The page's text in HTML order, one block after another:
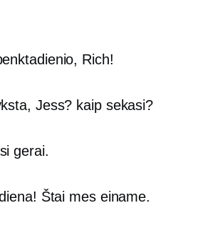
Rich!
Jess? kaip sekasi?
gerai.
Štai mes einame.